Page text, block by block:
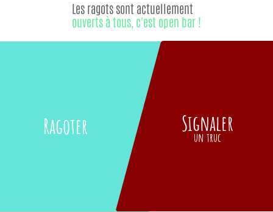
Ragoter
Les ragots sont actuellement
ouverts à tous, c'est open bar !
Signaler
un truc